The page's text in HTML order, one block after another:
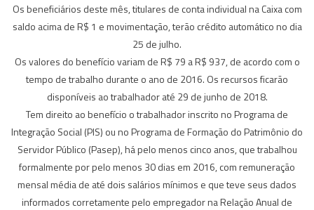
Os beneficiários deste mês, titulares de conta individual na Caixa com
saldo acima de R$ 1 e movimentação, terão crédito automático no dia
25 de julho.
Os valores do benefício variam de R$ 79 a R$ 937, de acordo com o
tempo de trabalho durante o ano de 2016. Os recursos ficarão
disponíveis ao trabalhador até 29 de junho de 2018.
Tem direito ao benefício o trabalhador inscrito no Programa de
Integração Social (PIS) ou no Programa de Formação do Patrimônio do
Servidor Público (Pasep), há pelo menos cinco anos, que trabalhou
formalmente por pelo menos 30 dias em 2016, com remuneração
mensal média de até dois salários mínimos e que teve seus dados
informados corretamente pelo empregador na Relação Anual de